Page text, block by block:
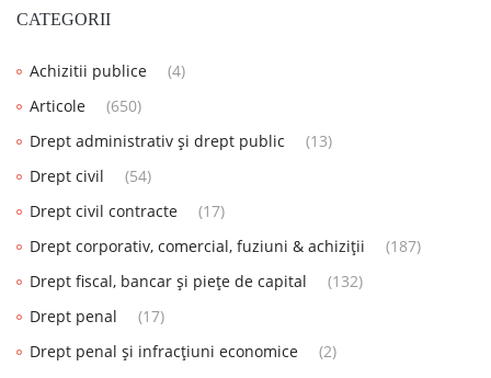
CATEGORII
Achizitii publice
(4)
Articole
(650)
Drept administrativ și drept public
(13)
Drept civil
(54)
Drept civil contracte
(17)
Drept corporativ, comercial, fuziuni & achiziții
(187)
Drept fiscal, bancar și piețe de capital
(132)
Drept penal
(17)
Drept penal și infracțiuni economice
(2)